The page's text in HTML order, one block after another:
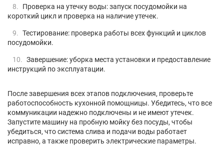
Проверка на утечку воды: запуск посудомойки на
короткий цикл и проверка на наличие утечек.
Тестирование: проверка работы всех функций и циклов
посудомойки.
Завершение: уборка места установки и предоставление
инструкций по эксплуатации.
После завершения всех этапов подключения, проверьте
работоспособность кухонной помощницы. Убедитесь, что все
коммуникации надежно подключены и не имеют утечек.
Запустите машину на пробную мойку без посуды, чтобы
убедиться, что система слива и подачи воды работает
исправно, а также проверить электрические параметры.